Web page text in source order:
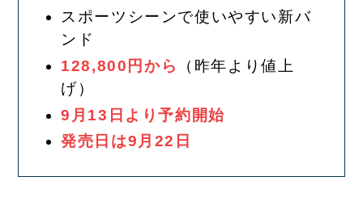
スポーツシーンで使いやすい新バ
ンド
128,800円から
（昨年より値上
げ）
9月13日より予約開始
発売日は9月22日